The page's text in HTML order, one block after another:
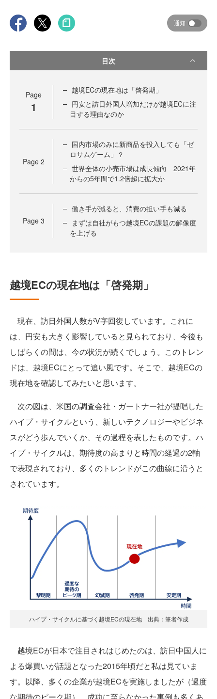
通知
目次
Page
1
越境ECの現在地は「啓発期」
円安と訪日外国人増加だけが越境ECに注
目する理由なのか
Page 2
国内市場のみに新商品を投入しても「ゼ
ロサムゲーム」？
世界全体の小売市場は成長傾向 2021年
からの5年間で1.2倍超に拡大か
Page 3
働き手が減ると、消費の担い手も減る
まずは自社がもつ越境ECの課題の解像度
を上げる
越境ECの現在地は「啓発期」
現在、訪日外国人数がV字回復しています。これに
は、円安も大きく影響していると見られており、今後も
しばらくの間は、今の状況が続くでしょう。このトレン
ドは、越境ECにとって追い風です。そこで、越境ECの
現在地を確認してみたいと思います。
次の図は、米国の調査会社・ガートナー社が提唱した
ハイプ・サイクルという、新しいテクノロジーやビジネ
スがどう歩んでいくか、その過程を表したものです。ハ
イプ・サイクルは、期待度の高まりと時間の経過の2軸
で表現されており、多くのトレンドがこの曲線に沿うと
されています。
ハイプ・サイクルに基づく越境ECの現在地 出典：筆者作成
越境ECが日本で注目されはじめたのは、訪日中国人に
よる爆買いが話題となった2015年頃だと私は見ていま
す。以降、多くの企業が越境ECを実施しましたが（過度
な期待のピーク期）、成功に至らなかった事例も多くあ